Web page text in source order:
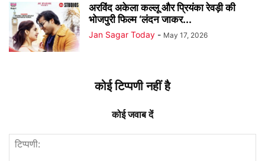
अरविंद अकेला कल्लू और प्रियंका रेवड़ी की
भोजपुरी फिल्म ‘लंदन जाकर...
Jan Sagar Today - May 17, 2026
कोई टिप्पणी नहीं है
कोई जवाब दें